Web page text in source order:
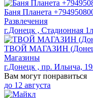
Баня Планета
Развлечения
г.Донецк , Стадионная 1л
ТВОЙ МАГАЗИН
Магазины
г.Донецк , пр. Ильича,
Вам могут понравиться
до 12 августа